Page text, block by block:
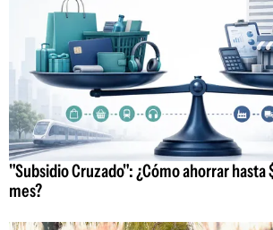
"Subsidio Cruzado": ¿Cómo ahorrar
mes?